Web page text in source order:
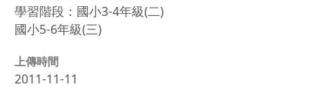
學習階段：國小3-4年級(二)
國小5-6年級(三)
上傳時間
2011-11-11